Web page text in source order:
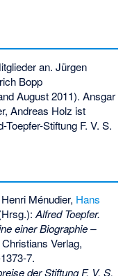
an. Jürgen
Bopp
August 2011). Ansgar
Andreas Holz ist
Stiftung F. V. S.
Ménudier, Hans
Alfred Toepfer.
einer Biographie –
Verlag,
7.
der Stiftung F. V. S.